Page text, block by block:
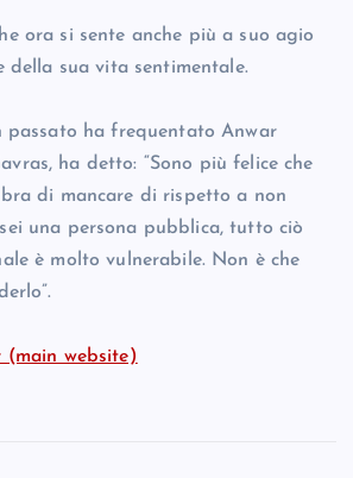
ora si sente anche più a suo agio
della sua vita sentimentale.
passato ha frequentato Anwar
ha detto: “Sono più felice che
di mancare di rispetto a non
una persona pubblica, tutto ciò
è molto vulnerabile. Non è che
(main website)